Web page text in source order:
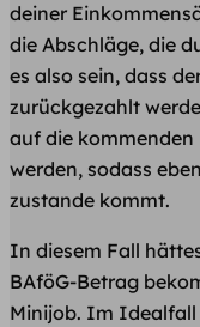
deiner
die Abschläge, die
es also sein, dass
zurückgezahlt
auf die
werden, sodass
zustande kommt.
In diesem Fall
BAföG-Betrag
Minijob. Im Idealfall